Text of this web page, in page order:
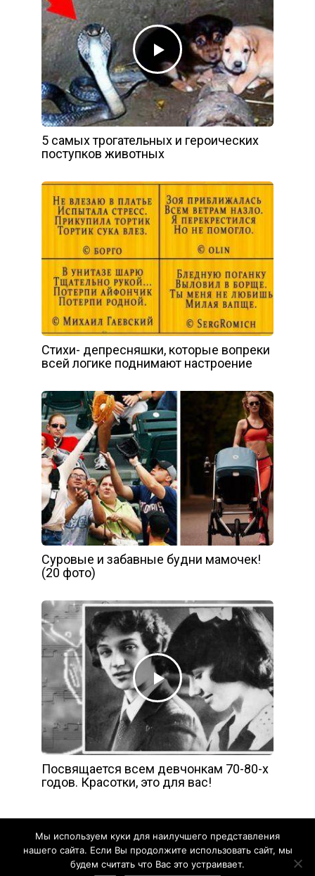
5 самых трогательных и героических
поступков животных
Стихи- депресняшки, которые вопреки
всей логике поднимают настроение
Суровые и забавные будни мамочек!
(20 фото)
Посвящается всем девчонкам 70-80-х
годов. Красотки, это для вас!
Мы используем куки для наилучшего представления
нашего сайта. Если Вы продолжите использовать сайт, мы
будем считать что Вас это устраивает.